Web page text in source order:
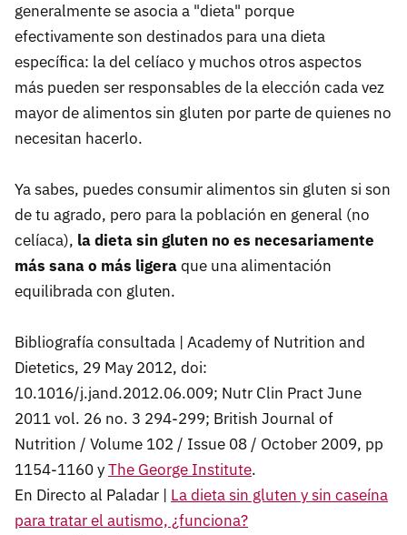
generalmente se asocia a "dieta" porque
efectivamente son destinados para una dieta
específica: la del celíaco y muchos otros aspectos
más pueden ser responsables de la elección cada vez
mayor de alimentos sin gluten por parte de quienes no
necesitan hacerlo.
Ya sabes, puedes consumir alimentos sin gluten si son
de tu agrado, pero para la población en general (no
celíaca), la dieta sin gluten no es necesariamente
más sana o más ligeraque una alimentación
equilibrada con gluten.
Bibliografía consultada | Academy of Nutrition and
Dietetics, 29 May 2012, doi:
10.1016/j.jand.2012.06.009; Nutr Clin Pract June
2011 vol. 26 no. 3 294-299; British Journal of
Nutrition / Volume 102 / Issue 08 / October 2009, pp
1154-1160 yThe George Institute.
En Directo al Paladar | La dieta sin gluten y sin caseína
para tratar el autismo, ¿funciona?